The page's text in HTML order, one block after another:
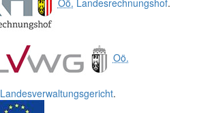
Oö.
Landesverwaltungsgericht.